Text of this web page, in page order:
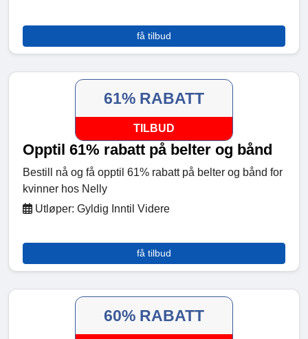
få tilbud
61% RABATT
TILBUD
Opptil 61% rabatt på belter og bånd
Bestill nå og få opptil 61% rabatt på belter og bånd for
kvinner hos Nelly
Utløper: Gyldig Inntil Videre
få tilbud
60% RABATT